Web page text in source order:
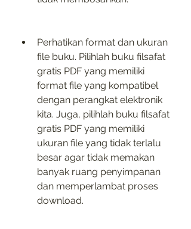
Perhatikan format dan ukuran
file buku. Pilihlah buku filsafat
gratis PDF yang memiliki
format file yang kompatibel
dengan perangkat elektronik
kita. Juga, pilihlah buku filsafat
gratis PDF yang memiliki
ukuran file yang tidak terlalu
besar agar tidak memakan
banyak ruang penyimpanan
dan memperlambat proses
download.